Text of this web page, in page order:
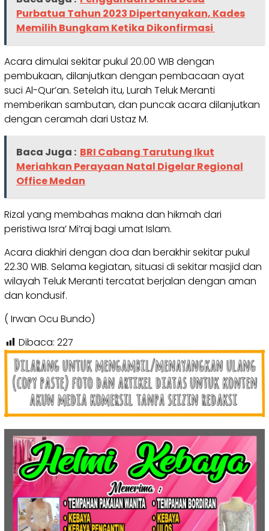
Purbatua Tahun 2023 Dipertanyakan, Kades
Memilih Bungkam Ketika Dikonfirmasi
Acara dimulai sekitar pukul 20.00 WIB dengan
pembukaan, dilanjutkan dengan pembacaan ayat
suci Al-Qur’an. Setelah itu, Lurah Teluk Meranti
memberikan sambutan, dan puncak acara dilanjutkan
dengan ceramah dari Ustaz M.
Baca Juga : BRI Cabang Tarutung Ikut
Meriahkan Perayaan Natal Digelar Regional
Office Medan
Rizal yang membahas makna dan hikmah dari
peristiwa Isra’ Mi’raj bagi umat Islam.
Acara diakhiri dengan doa dan berakhir sekitar pukul
22.30 WIB. Selama kegiatan, situasi di sekitar masjid dan
wilayah Teluk Meranti tercatat berjalan dengan aman
dan kondusif.
( Irwan Ocu Bundo)
Dibaca: 227